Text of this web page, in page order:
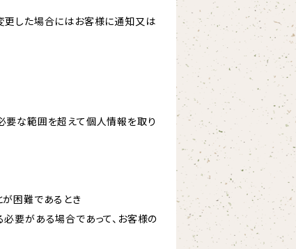
更した場合にはお客様に通知又は
要な範囲を超えて個人情報を取り
が困難であるとき
要がある場合であって、お客様の